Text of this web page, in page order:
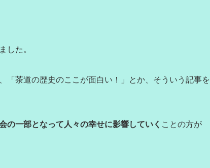
した。
「茶道の歴史のここが面白い！」とか、そういう記事を
の一部となって人々の幸せに影響していく ことの方が